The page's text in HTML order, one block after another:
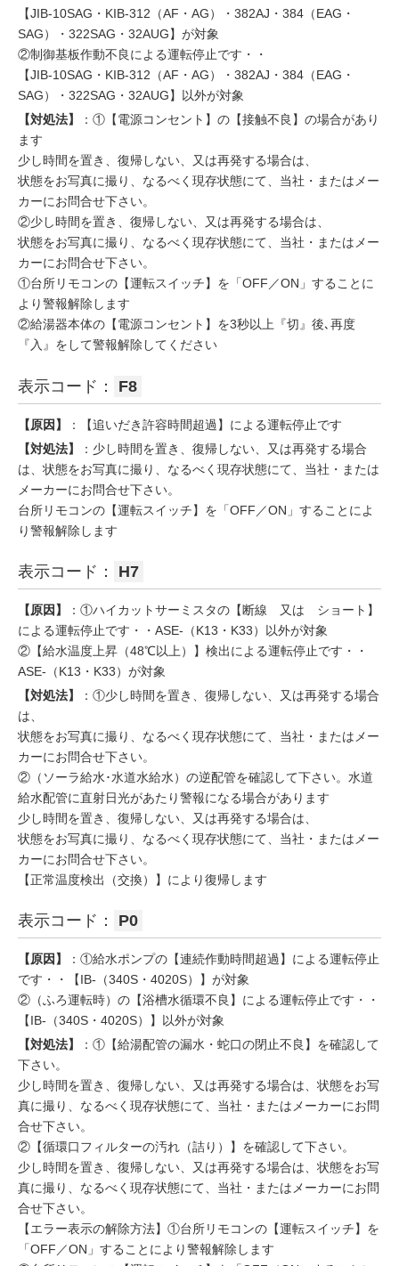
【JIB-10SAG・KIB-312（AF・AG）・382AJ・384（EAG・
SAG）・322SAG・32AUG】が対象
②制御基板作動不良による運転停止です・・
【JIB-10SAG・KIB-312（AF・AG）・382AJ・384（EAG・
SAG）・322SAG・32AUG】以外が対象
【対処法】
：①【電源コンセント】の【接触不良】の場合があり
ます
少し時間を置き、復帰しない、又は再発する場合は、
状態をお写真に撮り、なるべく現存状態にて、当社・またはメー
カーにお問合せ下さい。
②少し時間を置き、復帰しない、又は再発する場合は、
状態をお写真に撮り、なるべく現存状態にて、当社・またはメー
カーにお問合せ下さい。
①台所リモコンの【運転スイッチ】を「OFF／ON」することに
より警報解除します
②給湯器本体の【電源コンセント】を3秒以上『切』後､再度
『入』をして警報解除してください
表示コード： F8
【原因】
：【追いだき許容時間超過】による運転停止です
【対処法】
：少し時間を置き、復帰しない、又は再発する場合
は、状態をお写真に撮り、なるべく現存状態にて、当社・または
メーカーにお問合せ下さい。
台所リモコンの【運転スイッチ】を「OFF／ON」することによ
り警報解除します
表示コード： H7
【原因】
：①ハイカットサーミスタの【断線 又は ショート】
による運転停止です・・ASE-（K13・K33）以外が対象
②【給水温度上昇（48℃以上）】検出による運転停止です・・
ASE-（K13・K33）が対象
【対処法】
：①少し時間を置き、復帰しない、又は再発する場合
は、
状態をお写真に撮り、なるべく現存状態にて、当社・またはメー
カーにお問合せ下さい。
②（ソーラ給水･水道水給水）の逆配管を確認して下さい。水道
給水配管に直射日光があたり警報になる場合があります
少し時間を置き、復帰しない、又は再発する場合は、
状態をお写真に撮り、なるべく現存状態にて、当社・またはメー
カーにお問合せ下さい。
【正常温度検出（交換）】により復帰します
表示コード： P0
【原因】
：①給水ポンプの【連続作動時間超過】による運転停止
です・・【IB-（340S・4020S）】が対象
②（ふろ運転時）の【浴槽水循環不良】による運転停止です・・
【IB-（340S・4020S）】以外が対象
【対処法】
：①【給湯配管の漏水・蛇口の閉止不良】を確認して
下さい。
少し時間を置き、復帰しない、又は再発する場合は、状態をお写
真に撮り、なるべく現存状態にて、当社・またはメーカーにお問
合せ下さい。
②【循環口フィルターの汚れ（詰り）】を確認して下さい。
少し時間を置き、復帰しない、又は再発する場合は、状態をお写
真に撮り、なるべく現存状態にて、当社・またはメーカーにお問
合せ下さい。
【エラー表示の解除方法】①台所リモコンの【運転スイッチ】を
「OFF／ON」することにより警報解除します